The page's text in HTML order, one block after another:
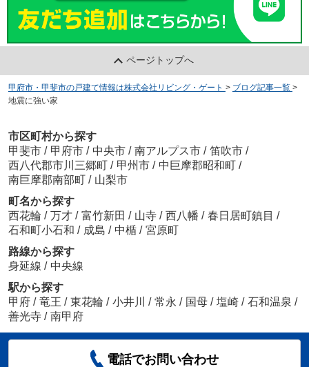
ページトップへ
甲府市・甲斐市の戸建て情報は株式会社リビング・ゲート > ブログ記事一覧 >
地震に強い家
市区町村から探す
甲斐市 / 甲府市 / 中央市 / 南アルプス市 / 笛吹市 /
西八代郡市川三郷町 / 甲州市 / 中巨摩郡昭和町 /
南巨摩郡南部町 / 山梨市
町名から探す
西花輪 / 万才 / 富竹新田 / 山寺 / 西八幡 / 春日居町鎮目 /
石和町小石和 / 成島 / 中楯 / 宮原町
路線から探す
身延線 / 中央線
駅から探す
甲府 / 竜王 / 東花輪 / 小井川 / 常永 / 国母 / 塩崎 / 石和温泉 /
善光寺 / 南甲府
電話でお問い合わせ